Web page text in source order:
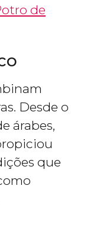
de
Desde o
árabes,
que